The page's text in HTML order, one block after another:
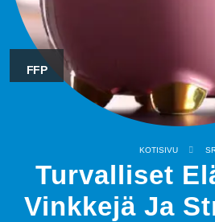
FFP
KOTISIVU
Turvalliset
Vinkkejä Ja